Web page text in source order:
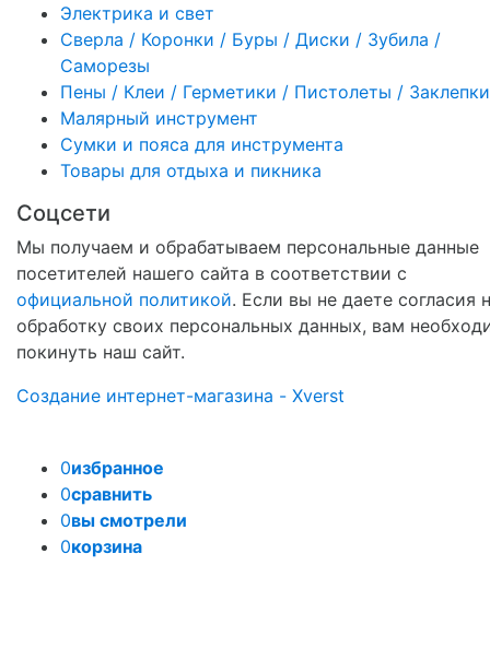
Электрика и свет
Сверла / Коронки / Буры / Диски / Зубила /
Саморезы
Пены / Клеи / Герметики / Пистолеты / Заклепки
Малярный инструмент
Сумки и пояса для инструмента
Товары для отдыха и пикника
Соцсети
Мы получаем и обрабатываем персональные данные
посетителей нашего сайта в соответствии с
официальной политикой. Если вы не даете согласия
обработку своих персональных данных, вам
покинуть наш сайт.
Создание интернет-магазина - Xverst
0избранное
0сравнить
0вы смотрели
0корзина